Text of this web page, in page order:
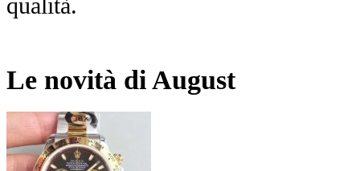
Le novità di August